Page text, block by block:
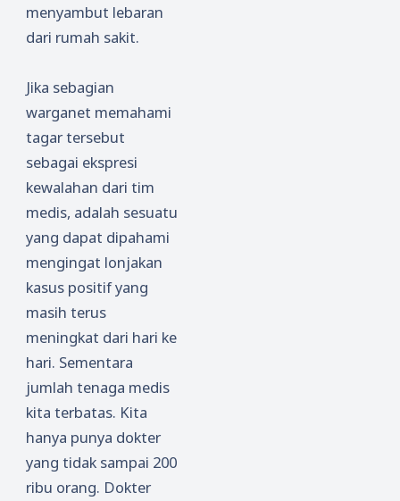
menyambut lebaran
dari rumah sakit.
Jika sebagian
warganet memahami
tagar tersebut
sebagai ekspresi
kewalahan dari tim
medis, adalah sesuatu
yang dapat dipahami
mengingat lonjakan
kasus positif yang
masih terus
meningkat dari hari ke
hari. Sementara
jumlah tenaga medis
kita terbatas. Kita
hanya punya dokter
yang tidak sampai 200
ribu orang. Dokter